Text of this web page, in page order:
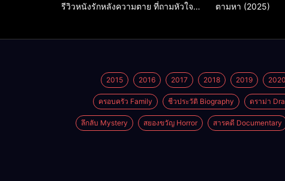
รีวิวหนังรักหลังความตาย ที่ถามหัวใจว่า
ตามหา (2025)
2015 2016 2017 2018 2019 2020
ครอบครัว Family ชีวประวัติ Biography ดราม่า
ลึกลับ Mystery สยองขวัญ Horror สารคดี Documentary